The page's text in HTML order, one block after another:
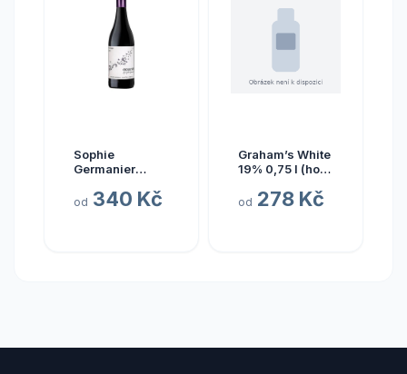
Sophie
Germanier
od 340 Kč
Graham’s White
19% 0,75 l (holá
od 278 Kč